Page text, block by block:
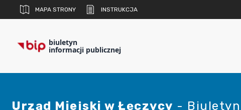
MAPA STRONY INSTRUKCJA
biuletyn
informacji publicznej
Urząd Miejski w Łęczycy -